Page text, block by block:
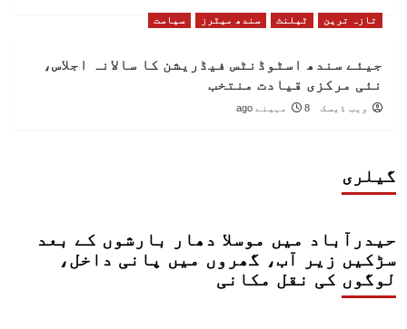
تازہ ترین ٹیلنٹ سندھ میٹرز سیاست
جیئے سندھ اسٹوڈنٹس فیڈریشن کا سالانہ اجلاس،
نئی مرکزی قیادت منتخب
ویب ڈیسک 8 مہینے ago
گیلری
حیدرآباد میں موسلا دھار بارشوں کے بعد
سڑکیں زیر آب، گھروں میں پانی داخل،
لوگوں کی نقل مکانی